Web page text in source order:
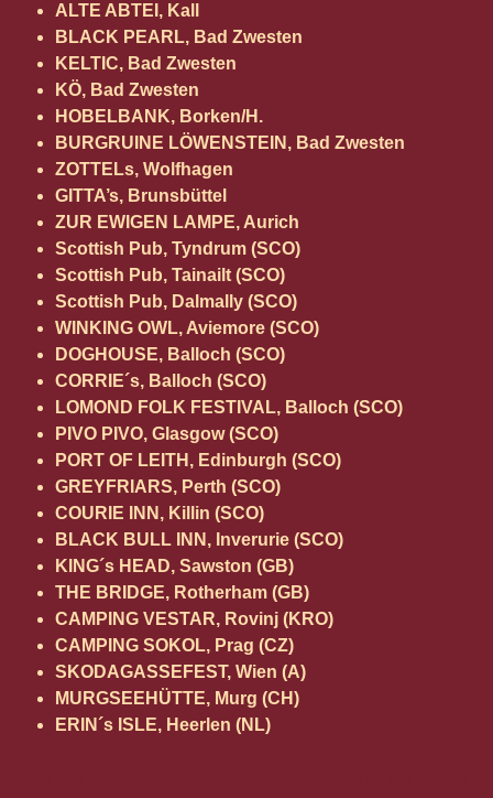
ALTE ABTEI, Kall
BLACK PEARL, Bad Zwesten
KELTIC, Bad Zwesten
KÖ, Bad Zwesten
HOBELBANK, Borken/H.
BURGRUINE LÖWENSTEIN, Bad Zwesten
ZOTTELs, Wolfhagen
GITTA’s, Brunsbüttel
ZUR EWIGEN LAMPE, Aurich
Scottish Pub, Tyndrum (SCO)
Scottish Pub, Tainailt (SCO)
Scottish Pub, Dalmally (SCO)
WINKING OWL, Aviemore (SCO)
DOGHOUSE, Balloch (SCO)
CORRIE´s, Balloch (SCO)
LOMOND FOLK FESTIVAL, Balloch (SCO)
PIVO PIVO, Glasgow (SCO)
PORT OF LEITH, Edinburgh (SCO)
GREYFRIARS, Perth (SCO)
COURIE INN, Killin (SCO)
BLACK BULL INN, Inverurie (SCO)
KING´s HEAD, Sawston (GB)
THE BRIDGE, Rotherham (GB)
CAMPING VESTAR, Rovinj (KRO)
CAMPING SOKOL, Prag (CZ)
SKODAGASSEFEST, Wien (A)
MURGSEEHÜTTE, Murg (CH)
ERIN´s ISLE, Heerlen (NL)